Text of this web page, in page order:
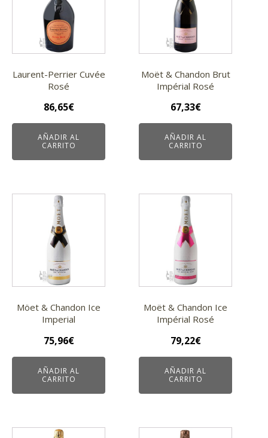
Laurent-Perrier Cuvée
Rosé
86,65€
AÑADIR AL
CARRITO
Moët & Chandon Brut
Impérial Rosé
67,33€
AÑADIR AL
CARRITO
Möet & Chandon Ice
Imperial
75,96€
AÑADIR AL
CARRITO
Moët & Chandon Ice
Impérial Rosé
79,22€
AÑADIR AL
CARRITO